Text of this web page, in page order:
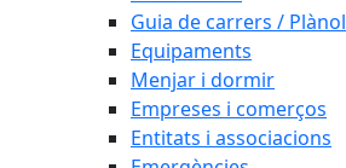
Guia de carrers / Plànol
Equipaments
Menjar i dormir
Empreses i comerços
Entitats i associacions